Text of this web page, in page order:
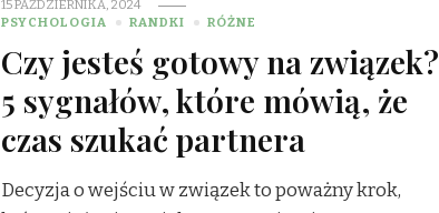
15 PAŹDZIERNIKA, 2024
PSYCHOLOGIA
RANDKI RÓŻNE
Czy jesteś gotowy na związek?
5 sygnałów, które mówią, że
czas szukać partnera
Decyzja o wejściu w związek to poważny krok,